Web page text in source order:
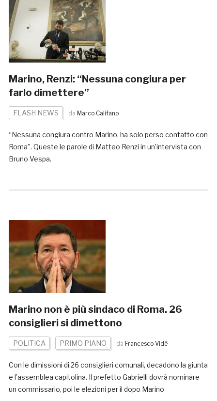
Marino, Renzi: “Nessuna congiura per
farlo dimettere”
FLASH NEWS da Marco Califano
“Nessuna congiura contro Marino, ha solo perso contatto con
Roma”. Queste le parole di Matteo Renzi in un’intervista con
Bruno Vespa.
Marino non è più sindaco di Roma. 26
consiglieri si dimettono
POLITICA PRIMO PIANO da Francesco Vidè
Con le dimissioni di 26 consiglieri comunali, decadono la giunta
e l’assemblea capitolina. Il prefetto Gabrielli dovrà nominare
un commissario, poi le elezioni per il dopo Marino